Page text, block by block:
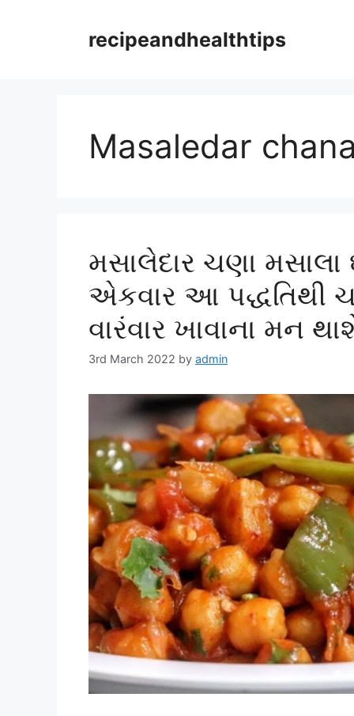
recipeandhealthtips
Masaledar
મસાલેદાર ચણા
એકવાર આ પદ્ધતિથી
વારંવાર ખાવાના મન
3rd March 2022 by admin